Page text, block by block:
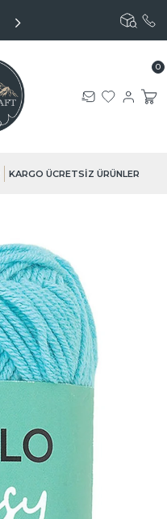
Kargo Sadece 99TL - Kapıda
0
KARGO ÜCRETSİZ ÜRÜNLER